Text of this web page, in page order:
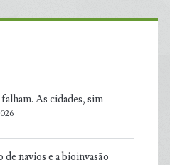
As cidades, sim
de navios e a bioinvasão